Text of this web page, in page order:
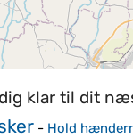
klar til dit
- Hold